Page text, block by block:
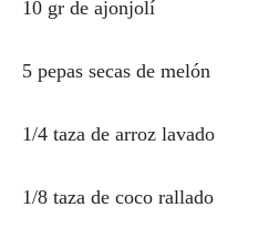
10 gr de ajonjolí
5 pepas secas de melón
1/4 taza de arroz lavado
1/8 taza de coco rallado